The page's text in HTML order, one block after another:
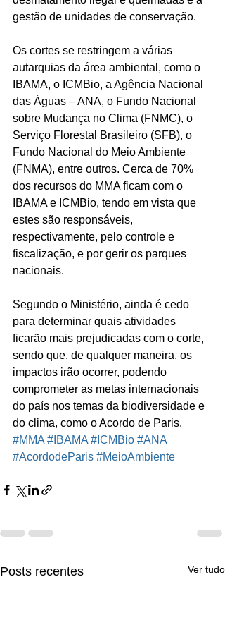
gestão de unidades de conservação.
Os cortes se restringem a várias
autarquias da área ambiental, como o
IBAMA, o ICMBio, a Agência Nacional
das Águas – ANA, o Fundo Nacional
sobre Mudança no Clima (FNMC), o
Serviço Florestal Brasileiro (SFB), o
Fundo Nacional do Meio Ambiente
(FNMA), entre outros. Cerca de 70%
dos recursos do MMA ficam com o
IBAMA e ICMBio, tendo em vista que
estes são responsáveis,
respectivamente, pelo controle e
fiscalização, e por gerir os parques
nacionais.
Segundo o Ministério, ainda é cedo
para determinar quais atividades
ficarão mais prejudicadas com o corte,
sendo que, de qualquer maneira, os
impactos irão ocorrer, podendo
comprometer as metas internacionais
do país nos temas da biodiversidade e
do clima, como o Acordo de Paris.
#MMA #IBAMA #ICMBio #ANA
#AcordodeParis #MeioAmbiente
Posts recentes Ver tudo